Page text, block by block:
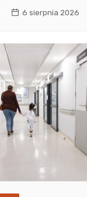
6 sierpnia 2026